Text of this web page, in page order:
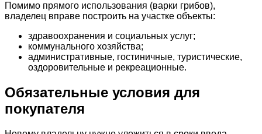
Помимо прямого использования (варки грибов),
владелец вправе построить на участке объекты:
здравоохранения и социальных услуг;
коммунального хозяйства;
административные, гостиничные, туристические,
оздоровительные и рекреационные.
Обязательные условия для
покупателя